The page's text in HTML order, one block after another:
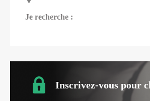
Je recherche :
Inscrivez-vous pour